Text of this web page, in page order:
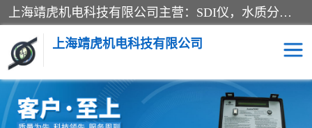
上海靖虎机电科技有限公司主营：SDI仪，水质分析仪，水质检测仪产品；上海靖虎机电科技有限公司在专业制造和研发等方面的强大的平台优势，利用自身在自动化仪表、自控系统及环保监测仪器的专长，以优良的技术，优越的产品质量和良好的服务质量与广大客户真诚合作。
上海靖虎机电科技有限公司
SDI仪 过滤膜过滤纸